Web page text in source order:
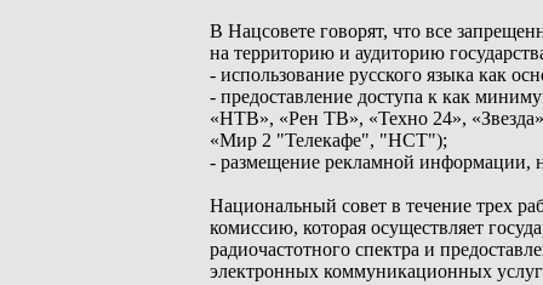
В Нацсовете говорят, что все
на территорию и аудиторию
- использование русского языка как
- предоставление доступа к как
«НТВ», «Рен ТВ», «Техно 24»,
«Мир 2 "Телекафе", "НСТ");
- размещение рекламной информации,
Национальный совет в течение трех
комиссию, которая осуществляет
радиочастотного спектра и
электронных коммуникационных